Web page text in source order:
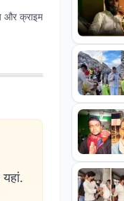
और क्राइम